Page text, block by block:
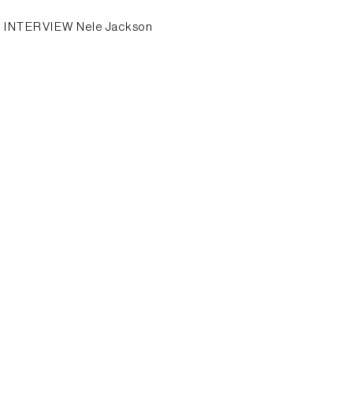
INTERVIEW Nele Jackson